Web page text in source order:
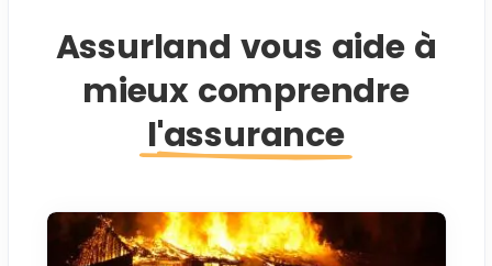
Assurland vous aide à
mieux comprendre
l'assurance